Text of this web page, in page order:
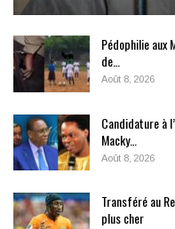
Pédophilie aux
de…
Août 8, 2026
Candidature à
Macky…
Août 8, 2026
Transféré au
plus cher